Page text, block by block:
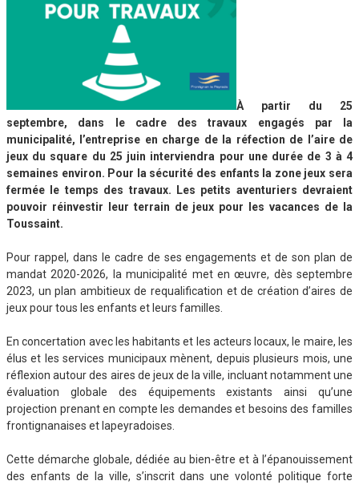
À partir du 25
septembre, dans le cadre des travaux engagés par la
municipalité, l’entreprise en charge de la réfection de l’aire de
jeux du square du 25 juin interviendra pour une durée de 3 à 4
semaines environ. Pour la sécurité des enfants la zone jeux sera
fermée le temps des travaux. Les petits aventuriers devraient
pouvoir réinvestir leur terrain de jeux pour les vacances de la
Toussaint.
Pour rappel, dans le cadre de ses engagements et de son plan de
mandat 2020-2026, la municipalité met en œuvre, dès septembre
2023, un plan ambitieux de requalification et de création d’aires de
jeux pour tous les enfants et leurs familles.
En concertation avec les habitants et les acteurs locaux, le maire, les
élus et les services municipaux mènent, depuis plusieurs mois, une
réflexion autour des aires de jeux de la ville, incluant notamment une
évaluation globale des équipements existants ainsi qu’une
projection prenant en compte les demandes et besoins des familles
frontignanaises et lapeyradoises.
Cette démarche globale, dédiée au bien-être et à l’épanouissement
des enfants de la ville, s’inscrit dans une volonté politique forte